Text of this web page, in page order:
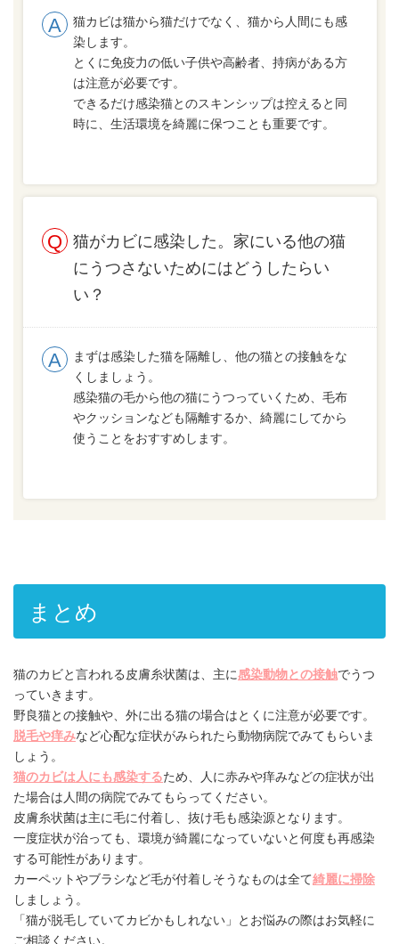
猫カビは猫から猫だけでなく、猫から人間にも感
染します。
とくに免疫力の低い子供や高齢者、持病がある方
は注意が必要です。
できるだけ感染猫とのスキンシップは控えると同
時に、生活環境を綺麗に保つことも重要です。
猫がカビに感染した。家にいる他の猫
にうつさないためにはどうしたらい
い？
まずは感染した猫を隔離し、他の猫との接触をな
くしましょう。
感染猫の毛から他の猫にうつっていくため、毛布
やクッションなども隔離するか、綺麗にしてから
使うことをおすすめします。
まとめ
猫のカビと言われる皮膚糸状菌は、主に感染動物との接触でうつ
っていきます。
野良猫との接触や、外に出る猫の場合はとくに注意が必要です。
脱毛や痒みなど心配な症状がみられたら動物病院でみてもらいま
しょう。
猫のカビは人にも感染するため、人に赤みや痒みなどの症状が出
た場合は人間の病院でみてもらってください。
皮膚糸状菌は主に毛に付着し、抜け毛も感染源となります。
一度症状が治っても、環境が綺麗になっていないと何度も再感染
する可能性があります。
カーペットやブラシなど毛が付着しそうなものは全て綺麗に掃除
しましょう。
「猫が脱毛していてカビかもしれない」とお悩みの際はお気軽に
ご相談ください。